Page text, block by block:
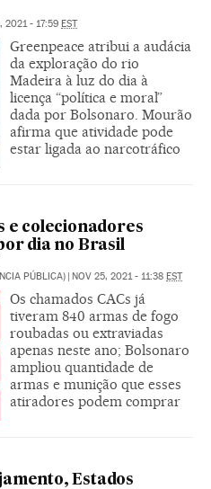
2021 - 17:59 EST
Greenpeace atribui a audácia
da exploração do rio
Madeira à luz do dia à
licença “política e moral”
dada por Bolsonaro. Mourão
afirma que atividade pode
estar ligada ao narcotráfico
e colecionadores
dia no Brasil
PÚBLICA) | NOV 25, 2021 - 11:38 EST
Os chamados CACs já
tiveram 840 armas de fogo
roubadas ou extraviadas
apenas neste ano; Bolsonaro
ampliou quantidade de
armas e munição que esses
atiradores podem comprar
Estados